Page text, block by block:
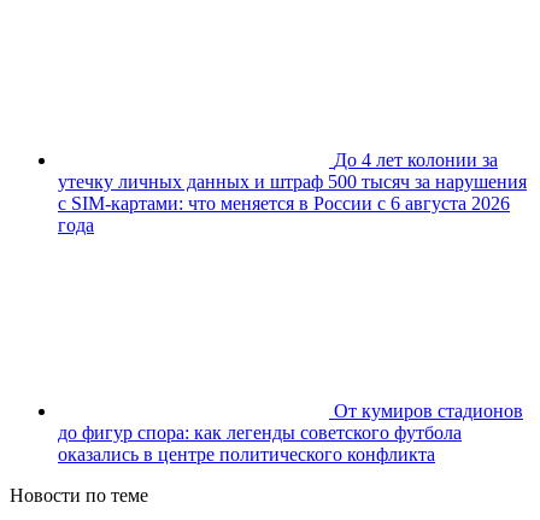
До 4 лет колонии за
утечку личных данных и штраф 500 тысяч за нарушения
с SIM-картами: что меняется в России с 6 августа 2026
года
От кумиров стадионов
до фигур спора: как легенды советского футбола
оказались в центре политического конфликта
Новости по теме